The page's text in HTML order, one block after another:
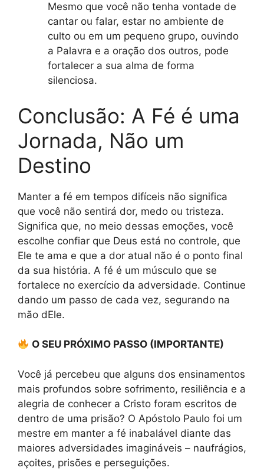
Mesmo que você não tenha vontade de
cantar ou falar, estar no ambiente de
culto ou em um pequeno grupo, ouvindo
a Palavra e a oração dos outros, pode
fortalecer a sua alma de forma
silenciosa.
Conclusão: A Fé é uma
Jornada, Não um
Destino
Manter a fé em tempos difíceis não significa
que você não sentirá dor, medo ou tristeza.
Significa que, no meio dessas emoções, você
escolhe confiar que Deus está no controle, que
Ele te ama e que a dor atual não é o ponto final
da sua história. A fé é um músculo que se
fortalece no exercício da adversidade. Continue
dando um passo de cada vez, segurando na
mão dEle.
O SEU PRÓXIMO PASSO (IMPORTANTE)
Você já percebeu que alguns dos ensinamentos
mais profundos sobre sofrimento, resiliência e a
alegria de conhecer a Cristo foram escritos de
dentro de uma prisão? O Apóstolo Paulo foi um
mestre em manter a fé inabalável diante das
maiores adversidades imagináveis – naufrágios,
açoites, prisões e perseguições.